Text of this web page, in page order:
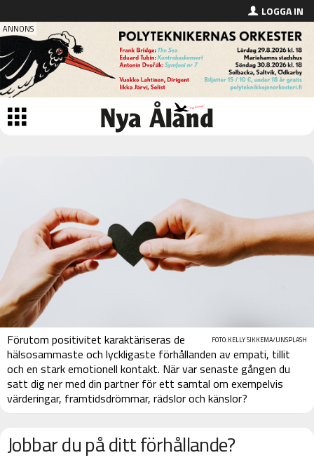
LOGGA IN
FOTO: KELLY SIKKEMA/UNSPLASH
Förutom positivitet karaktäriseras de
hälsosammaste och lyckligaste förhållanden av empati, tillit
och en stark emotionell kontakt. När var senaste gången du
satt dig ner med din partner för ett samtal om exempelvis
värderingar, framtidsdrömmar, rädslor och känslor?
Jobbar du på ditt förhållande?